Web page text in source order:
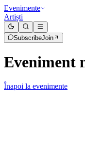
Evenimente
Artiști
SubscribeJoin
Eveniment
Înapoi la evenimente